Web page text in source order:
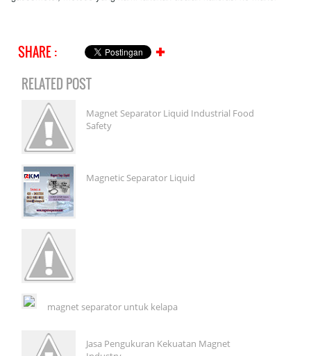
SHARE : ✚
RELATED POST
Magnet Separator Liquid Industrial Food
Safety
Magnetic Separator Liquid
magnet separator untuk kelapa
Jasa Pengukuran Kekuatan Magnet